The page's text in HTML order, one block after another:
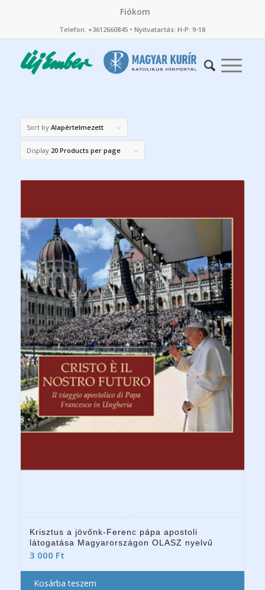
Fiókom
Telefon: +3612660845 • Nyitvatartás: H-P: 9-18
Sort by Alapértelmezett
Display 20 Products per page
Krisztus a jövőnk-Ferenc pápa apostoli
látogatása Magyarországon OLASZ nyelvű
3 000 Ft
Kosárba teszem